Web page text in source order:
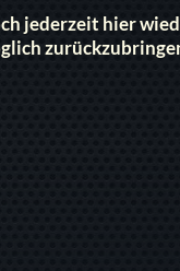
jederzeit hier